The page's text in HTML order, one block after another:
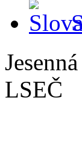
LSEČ